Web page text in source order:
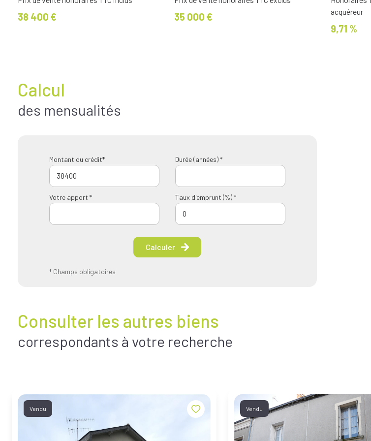
38 400 € 35 000 €
acquéreur
9,71 %
Calcul
des mensualités
Montant du crédit* Durée (années) *
Votre apport * Taux d'emprunt (%) *
Calculer
* Champs obligatoires
Consulter les autres biens
correspondants à votre recherche
Vendu Vendu